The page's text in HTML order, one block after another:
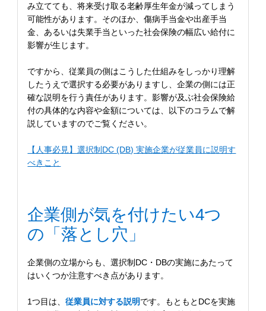
み立てても、将来受け取る老齢厚生年金が減ってしまう
可能性があります。そのほか、傷病手当金や出産手当
金、あるいは失業手当といった社会保険の幅広い給付に
影響が生じます。
ですから、従業員の側はこうした仕組みをしっかり理解
したうえで選択する必要がありますし、企業の側には正
確な説明を行う責任があります。影響が及ぶ社会保険給
付の具体的な内容や金額については、以下のコラムで解
説していますのでご覧ください。
【人事必見】選択制DC (DB) 実施企業が従業員に説明す
べきこと
企業側が気を付けたい4つ
の「落とし穴」
企業側の立場からも、選択制DC・DBの実施にあたって
はいくつか注意すべき点があります。
1つ目は、従業員に対する説明です。もともとDCを実施